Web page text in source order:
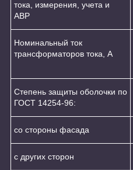
тока, измерения, учета и
АВР
Номинальный ток
трансформаторов тока, А
Степень защиты оболочки по
ГОСТ 14254-96:
со стороны фасада
с других сторон